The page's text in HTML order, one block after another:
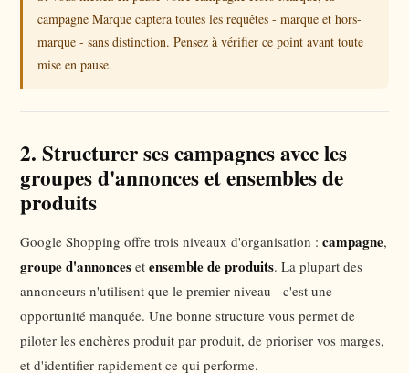
campagne Marque captera toutes les requêtes - marque et hors-
marque - sans distinction. Pensez à vérifier ce point avant toute
mise en pause.
2. Structurer ses campagnes avec les
groupes d'annonces et ensembles de
produits
Google Shopping offre trois niveaux d'organisation :campagne,
groupe d'annonces etensemble de produits. La plupart des
annonceurs n'utilisent que le premier niveau - c'est une
opportunité manquée. Une bonne structure vous permet de
piloter les enchères produit par produit, de prioriser vos marges,
et d'identifier rapidement ce qui performe.